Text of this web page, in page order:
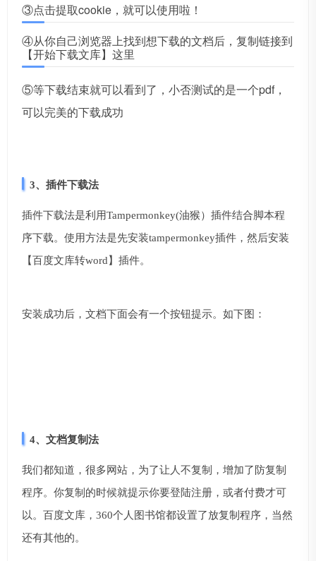
③点击提取cookie，就可以使用啦！
④从你自己浏览器上找到想下载的文档后，复制链接到
【开始下载文库】这里
⑤等下载结束就可以看到了，小否测试的是一个pdf，
可以完美的下载成功
3、插件下载法
插件下载法是利用Tampermonkey(油猴）插件结合脚本程
序下载。使用方法是先安装tampermonkey插件，然后安装
【百度文库转word】插件。
安装成功后，文档下面会有一个按钮提示。如下图：
4、文档复制法
我们都知道，很多网站，为了让人不复制，增加了防复制
程序。你复制的时候就提示你要登陆注册，或者付费才可
以。百度文库，360个人图书馆都设置了放复制程序，当然
还有其他的。